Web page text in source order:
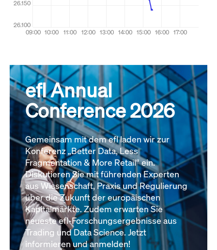
efl Annual
Conference 2026
Gemeinsam mit dem efl laden wir zur
Konferenz „Better Data, Less
Fragmentation & More Retail“ ein.
Diskutieren Sie mit führenden Experten
aus Wissenschaft, Praxis und Regulierung
über die Zukunft der europäischen
Kapitalmärkte. Zudem erwarten Sie
neueste efl-Forschungsergebnisse aus
Trading und Data Science. Jetzt
informieren und anmelden!